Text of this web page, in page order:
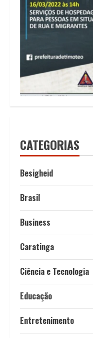
CATEGORIAS
Besigheid
Brasil
Business
Caratinga
Ciência e Tecnologia
Educação
Entretenimento